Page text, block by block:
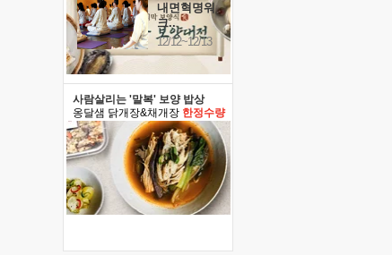
내면혁명워
크..
12/12~12/13
사람살리는 '말복' 보양 밥상
옹달샘 닭개장&채개장 한정수량